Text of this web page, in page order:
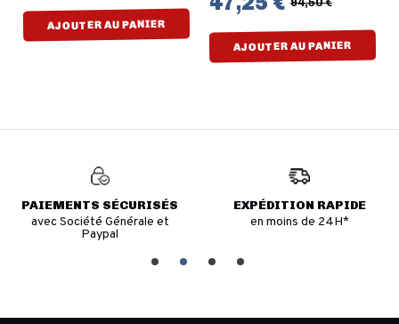
AJOUTER AU PANIER
AJOUTER AU PANIER
PAIEMENTS SÉCURISÉS
avec Société Générale et
Paypal
EXPÉDITION RAPIDE
en moins de 24H*